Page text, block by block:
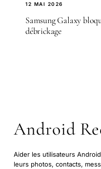
12 MAI 2026
Samsung Galaxy
débrickage
Android
Aider les utilisateurs
leurs photos, contacts,